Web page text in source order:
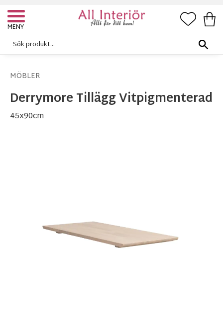
Meny
MÖBLER
Derrymore Tillägg Vitpigmenterad
45x90cm